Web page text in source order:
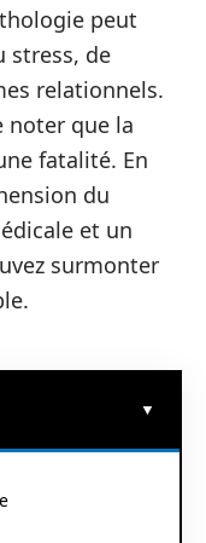
peut
stress, de
relationnels.
noter que la
fatalité. En
du
et un
surmonter